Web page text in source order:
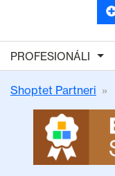
PROFESIONÁLI
Shoptet Partneri